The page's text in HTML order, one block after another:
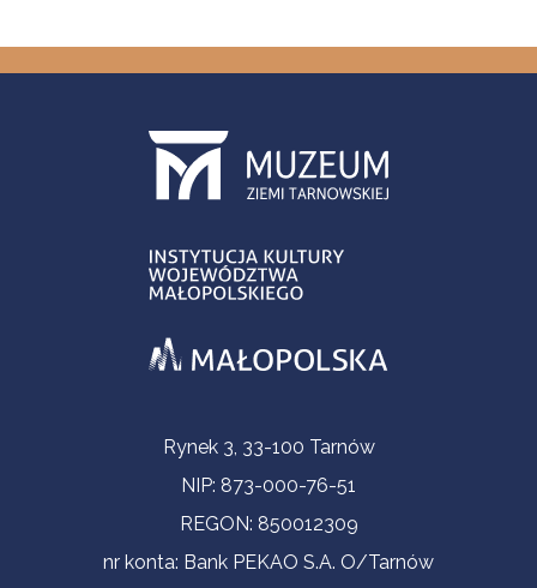
Informacje kontaktoweRynek 3, 33-100 Tarnów
NIP: 873-000-76-51
REGON: 850012309
nr konta: Bank PEKAO S.A. O/Tarnów